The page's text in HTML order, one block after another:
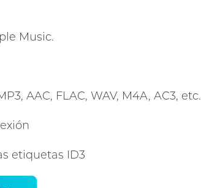
Music.
AAC, FLAC, WAV, M4A, AC3, etc.
etiquetas ID3